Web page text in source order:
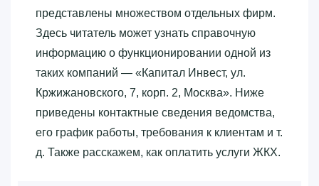
представлены множеством отдельных фирм.
Здесь читатель может узнать справочную
информацию о функционировании одной из
таких компаний — «‎Капитал Инвест, ул.
Кржижановского, 7, корп. 2, Москва»‎. Ниже
приведены контактные сведения ведомства,
его график работы, требования к клиентам и т.
д. Также расскажем, как оплатить услуги ЖКХ.